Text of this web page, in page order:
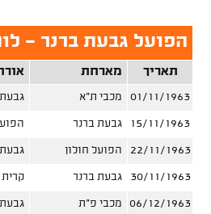
הפועל גבעת ברנר -
תאריך מארחת
01/11/1963 מכבי ת"א
15/11/1963 גבעת ברנר
22/11/1963 הפועל חולון
30/11/1963 גבעת ברנר קרית
06/12/1963 מכבי פ"ת